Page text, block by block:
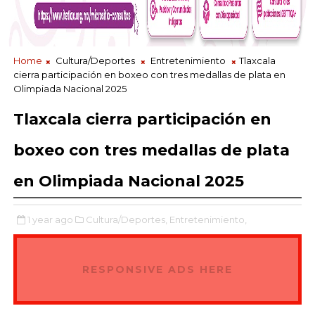
Home Cultura/Deportes Entretenimiento
Tlaxcala
cierra participación en boxeo con tres medallas de plata en
Olimpiada Nacional 2025
Tlaxcala cierra participación en
boxeo con tres medallas de plata
en Olimpiada Nacional 2025
1 year ago Cultura/Deportes, Entretenimiento,
RESPONSIVE ADS HERE